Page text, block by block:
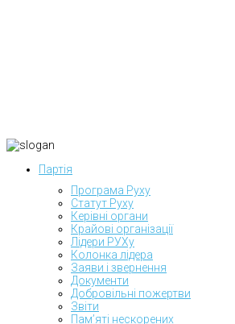
Партія
Програма Руху
Статут Руху
Керівні органи
Крайові організації
Лідери РУХу
Колонка лідера
Заяви і звернення
Документи
Добровільні пожертви
Звіти
Пам’яті нескорених